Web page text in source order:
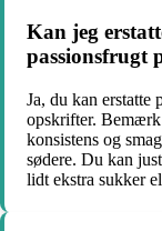
Kan jeg
passionsfrugt
Ja, du kan erstatte
opskrifter. Bemærk
konsistens og
sødere. Du kan
lidt ekstra sukker